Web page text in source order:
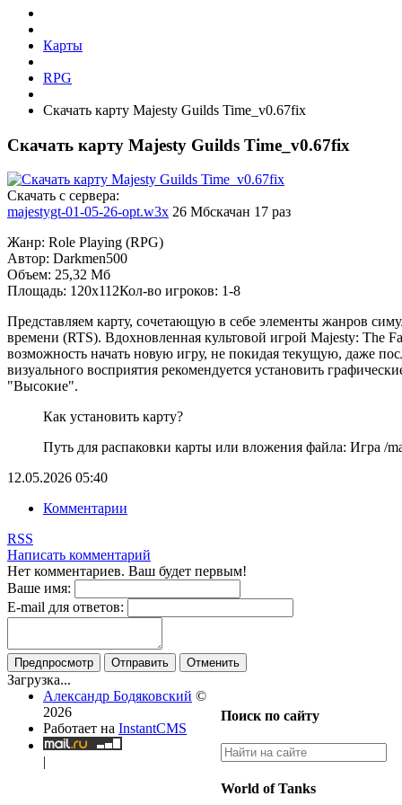
Карты
RPG
Скачать карту Majesty Guilds Time_v0.67fix
Скачать карту Majesty Guilds Time_v0.67fix
Cкачать с сервера:
majestygt-01-05-26-opt.w3x 26 Мбскачан 17 раз
Жанр: Role Playing (RPG)
Автор: Darkmen500
Объем: 25,32 Мб
Площадь: 120x112Кол-во игроков: 1-8
Представляем карту, сочетающую в себе элементы жанров
времени (RTS). Вдохновленная культовой игрой Majesty: The
возможность начать новую игру, не покидая текущую, даже
визуального восприятия рекомендуется установить
"Высокие".
Как установить карту?
Путь для распаковки карты или вложения файла: Игра /
12.05.2026 05:40
Комментарии
RSS
Написать комментарий
Нет комментариев. Ваш будет первым!
Ваше имя:
E-mail для ответов:
Предпросмотр Отправить Отменить
Загрузка...
Поиск по сайту
World of Tanks
Александр Бодяковский ©
2026
Работает на InstantCMS
|